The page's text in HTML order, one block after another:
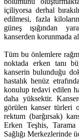
içiliyorsa derhal
edilmesi, fazla
güneş ışığından
kanserden korunmada
Tüm bu önlemlere
noktada erken tanı
kanserin bulunduğu
hastalık henüz
konulup tedavi edilen
daha yüksektir.
görülen kanser türleri
rektum (barğırsak)
Erken Teşhis,
Sağlığı Merkezlerinde